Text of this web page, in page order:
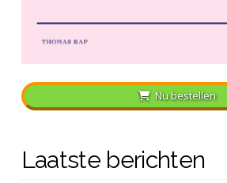
Nu bestellen
Laatste berichten